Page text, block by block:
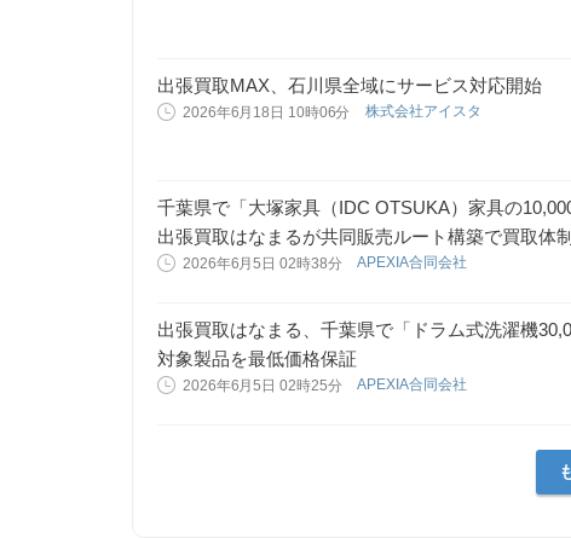
出張買取MAX、石川県全域にサービス対応開始
2026年6月18日 10時06分 株式会社アイスタ
千葉県で「大塚家具（IDC OTSUKA）家具の
出張買取はなまるが共同販売ルート構築で買取体
2026年6月5日 02時38分 APEXIA合同会社
出張買取はなまる、千葉県で「ドラム式洗濯機
対象製品を最低価格保証
2026年6月5日 02時25分 APEXIA合同会社